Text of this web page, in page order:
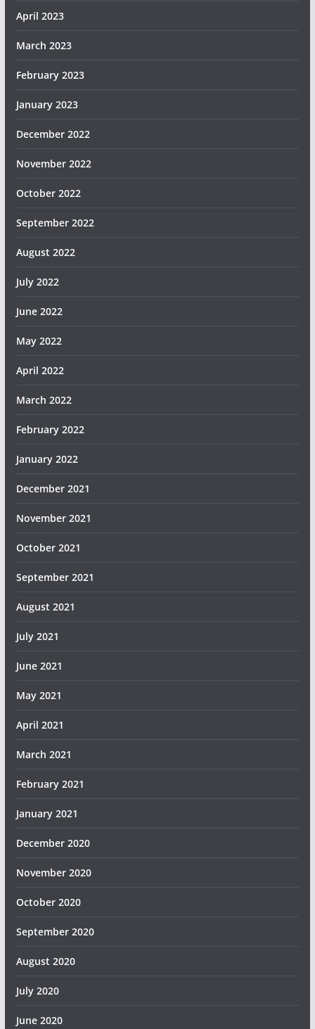
April 2023
March 2023
February 2023
January 2023
December 2022
November 2022
October 2022
September 2022
August 2022
July 2022
June 2022
May 2022
April 2022
March 2022
February 2022
January 2022
December 2021
November 2021
October 2021
September 2021
August 2021
July 2021
June 2021
May 2021
April 2021
March 2021
February 2021
January 2021
December 2020
November 2020
October 2020
September 2020
August 2020
July 2020
June 2020